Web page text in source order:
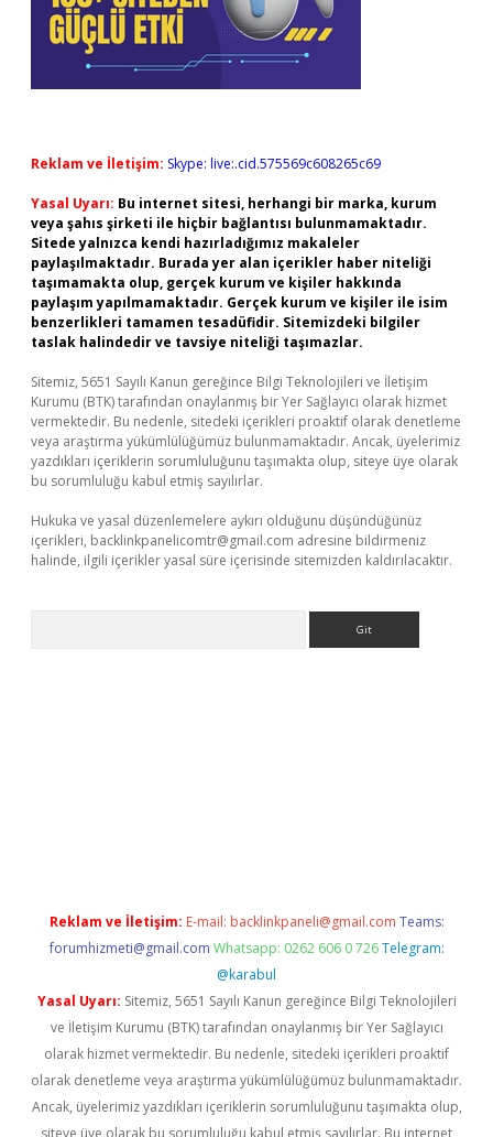
Reklam ve İletişim: Skype: live:.cid.575569c608265c69
Yasal Uyarı: Bu internet sitesi, herhangi bir marka, kurum
veya şahıs şirketi ile hiçbir bağlantısı bulunmamaktadır.
Sitede yalnızca kendi hazırladığımız makaleler
paylaşılmaktadır. Burada yer alan içerikler haber niteliği
taşımamakta olup, gerçek kurum ve kişiler hakkında
paylaşım yapılmamaktadır. Gerçek kurum ve kişiler ile isim
benzerlikleri tamamen tesadüfidir. Sitemizdeki bilgiler
taslak halindedir ve tavsiye niteliği taşımazlar.
Sitemiz, 5651 Sayılı Kanun gereğince Bilgi Teknolojileri ve İletişim
Kurumu (BTK) tarafından onaylanmış bir Yer Sağlayıcı olarak hizmet
vermektedir. Bu nedenle, sitedeki içerikleri proaktif olarak denetleme
veya araştırma yükümlülüğümüz bulunmamaktadır. Ancak, üyelerimiz
yazdıkları içeriklerin sorumluluğunu taşımakta olup, siteye üye olarak
bu sorumluluğu kabul etmiş sayılırlar.
Hukuka ve yasal düzenlemelere aykırı olduğunu düşündüğünüz
içerikleri, backlinkpanelicomtr@gmail.com adresine bildirmeniz
halinde, ilgili içerikler yasal süre içerisinde sitemizden kaldırılacaktır.
Reklam ve İletişim: E-mail: backlinkpaneli@gmail.com Teams:
forumhizmeti@gmail.com Whatsapp: 0262 606 0 726 Telegram:
@karabul
Yasal Uyarı: Sitemiz, 5651 Sayılı Kanun gereğince Bilgi Teknolojileri
ve İletişim Kurumu (BTK) tarafından onaylanmış bir Yer Sağlayıcı
olarak hizmet vermektedir. Bu nedenle, sitedeki içerikleri proaktif
olarak denetleme veya araştırma yükümlülüğümüz bulunmamaktadır.
Ancak, üyelerimiz yazdıkları içeriklerin sorumluluğunu taşımakta olup,
siteye üye olarak bu sorumluluğu kabul etmiş sayılırlar. Bu internet